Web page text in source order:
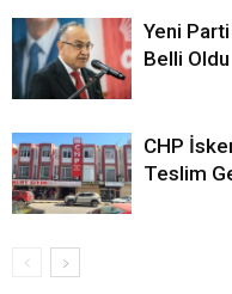
Yeni
Belli Oldu
CHP
Teslim